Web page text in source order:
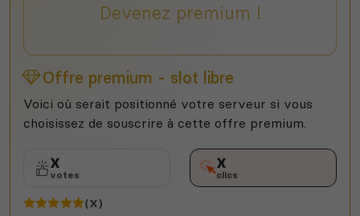
Devenez premium !
Offre premium - slot libre
Voici où serait positionné votre serveur si vous
choisissez de souscrire à cette offre premium.
X
votes
X
clics
(X)